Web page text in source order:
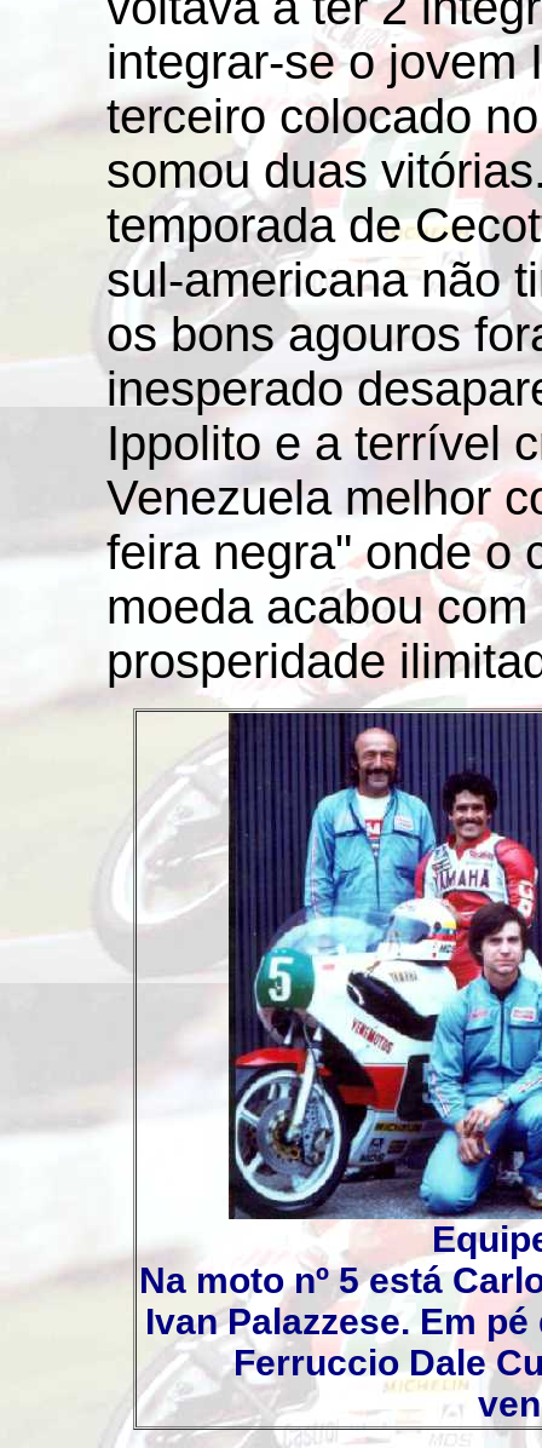
integrar-se o jovem
terceiro colocado
somou duas
temporada de
sul-americana não
os bons agouros
inesperado
Ippolito e a terrível
Venezuela melhor
feira negra" onde o
moeda acabou
prosperidade
Na moto nº 5 está
Ivan Palazzese. Em
Ferruccio Dale